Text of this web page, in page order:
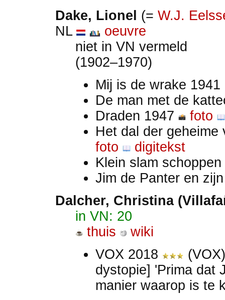
Dake, Lionel (= W.J.
NL
oeuvre
niet in VN vermeld
(1902–1970)
Mij is de wrake 1941
De man met de
Draden 1947
foto
Het dal der
foto
digitekst
Klein slam schoppen
Jim de Panter en
Dalcher, Christina
in VN: 20
thuis
wiki
VOX 2018
dystopie] 'Prima dat
manier waarop is te